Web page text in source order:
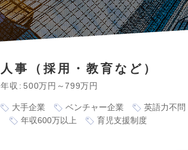
人事（採用・教育など）
年収 500万円～799万円
大手企業 ベンチャー企業 英語力不問
年収600万以上
育児支援制度